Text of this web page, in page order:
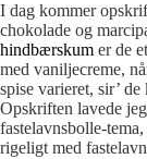
I dag kommer
chokolade og
hindbærskum er de
med vaniljecreme,
spise varieret, sir’ de
Opskriften lavede
fastelavnsbolle-
rigeligt med